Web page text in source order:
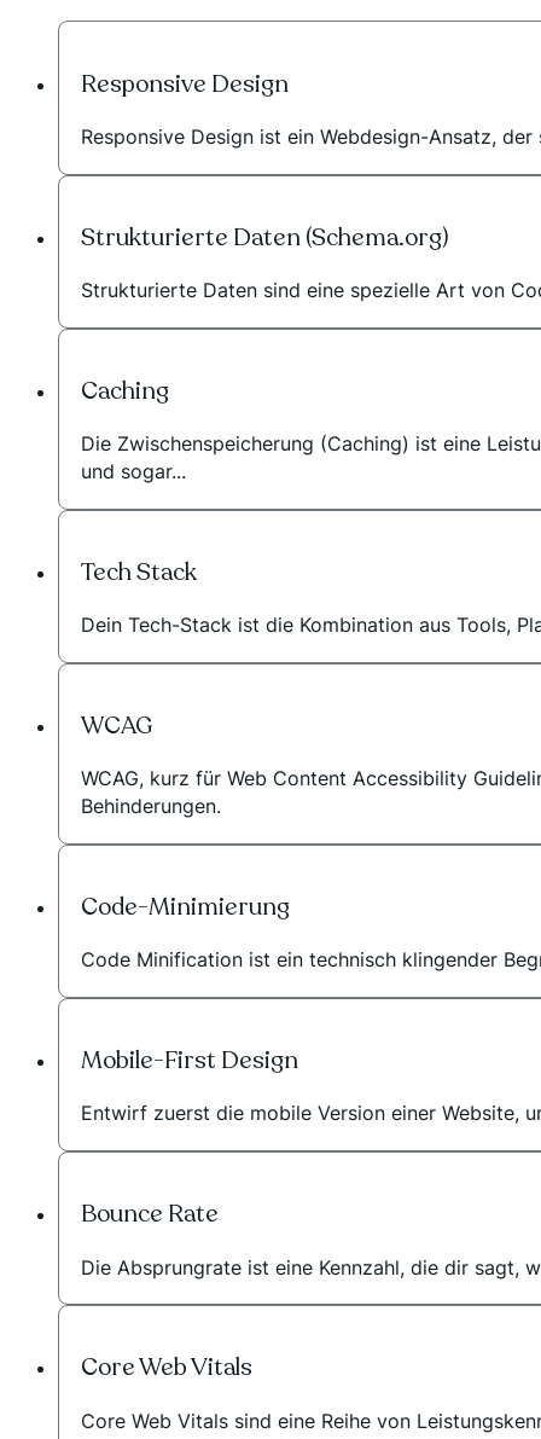
Responsive Design
Responsive Design ist ein Webdesign-Ansatz,
Strukturierte Daten (Schema.org)
Strukturierte Daten sind eine spezielle Art von
Caching
Die Zwischenspeicherung (Caching) ist eine
und sogar...
Tech Stack
Dein Tech-Stack ist die Kombination aus Tools,
WCAG
WCAG, kurz für Web Content Accessibility
Behinderungen.
Code-Minimierung
Code Minification ist ein technisch klingender
Mobile-First Design
Entwirf zuerst die mobile Version einer Website,
Bounce Rate
Die Absprungrate ist eine Kennzahl, die dir sagt,
Core Web Vitals
Core Web Vitals sind eine Reihe von